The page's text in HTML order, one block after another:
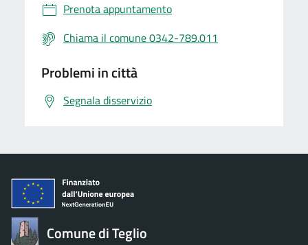
Prenota appuntamento
Chiama il comune 0342-789.011
Problemi in città
Segnala disservizio
Comune di Teglio